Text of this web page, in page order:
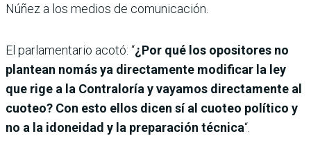
Núñez a los medios de comunicación.
El parlamentario acotó: “¿Por qué los opositores no
plantean nomás ya directamente modificar la ley
que rige a la Contraloría y vayamos directamente al
cuoteo? Con esto ellos dicen sí al cuoteo político y
no a la idoneidad y la preparación técnica“.